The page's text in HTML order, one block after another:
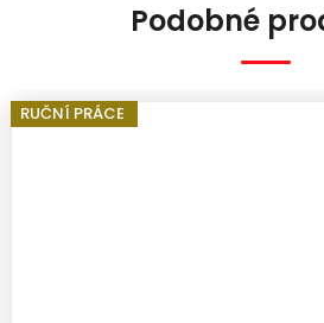
Podobné
RUČNÍ PRÁCE